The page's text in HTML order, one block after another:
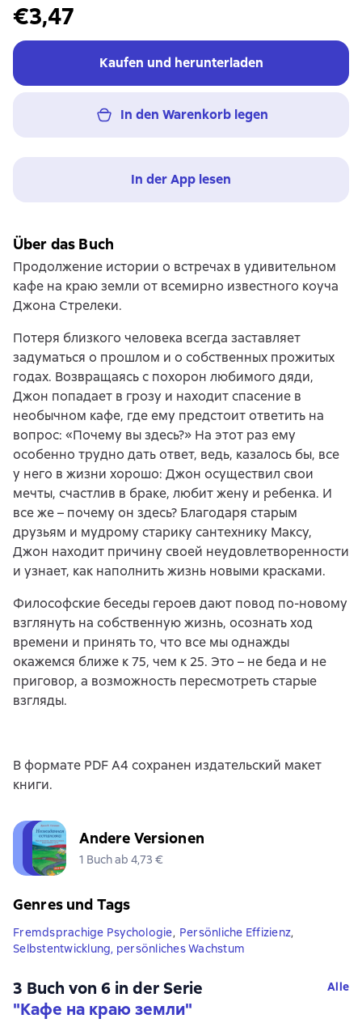
€3,47
Kaufen und herunterladen
In den Warenkorb legen
In der App lesen
Über das Buch
Продолжение истории о встречах в удивительном
кафе на краю земли от всемирно известного коуча
Джона Стрелеки.
Потеря близкого человека всегда заставляет
задуматься о прошлом и о собственных прожитых
годах. Возвращаясь с похорон любимого дяди,
Джон попадает в грозу и находит спасение в
необычном кафе, где ему предстоит ответить на
вопрос: «Почему вы здесь?» На этот раз ему
особенно трудно дать ответ, ведь, казалось бы, все
у него в жизни хорошо: Джон осуществил свои
мечты, счастлив в браке, любит жену и ребенка. И
все же – почему он здесь? Благодаря старым
друзьям и мудрому старику сантехнику Максу,
Джон находит причину своей неудовлетворенности
и узнает, как наполнить жизнь новыми красками.
Философские беседы героев дают повод по-новому
взглянуть на собственную жизнь, осознать ход
времени и принять то, что все мы однажды
окажемся ближе к 75, чем к 25. Это – не беда и не
приговор, а возможность пересмотреть старые
взгляды.
В формате PDF A4 сохранен издательский макет
книги.
Andere Versionen
1 Buch ab 4,73 €
Genres und Tags
Fremdsprachige Psychologie, Persönliche Effizienz,
Selbstentwicklung, persönliches Wachstum
3 Buch von 6 in der Serie
"Кафе на краю земли"
Alle